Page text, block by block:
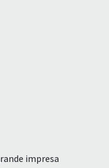
impresa